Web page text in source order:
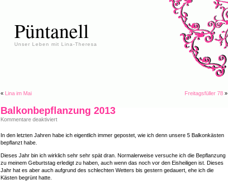
Püntanell
Unser Leben mit Lina-Theresa
« Lina im Mai Freitagsfüller 78 »
Balkonbepflanzung 2013
Kommentare deaktiviertfür
In den letzten Jahren habe ich eigentlich immer gepostet, wie ich denn unsere 5 Balkonkästen
bepflanzt habe.
Dieses Jahr bin ich wirklich sehr sehr spät dran. Normalerweise versuche ich die Bepflanzung
zu meinem Geburtstag erledigt zu haben, auch wenn das noch vor den Eisheiligen ist. Dieses
Jahr hat es aber auch aufgrund des schlechten Wetters bis gestern gedauert, ehe ich die
Kästen begrünt hatte.